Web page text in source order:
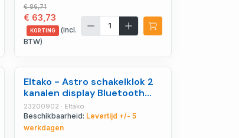
€ 86,71
€ 63,73
KORTING
(incl.
BTW)
Eltako - Astro schakelklok 2
kanalen display Bluetooth
connect - 23200902
23200902 · Eltako
Beschikbaarheid: Levertijd +/- 5
werkdagen